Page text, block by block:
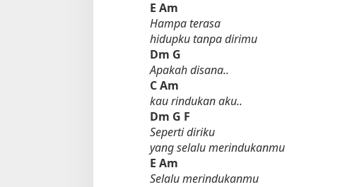
E Am
Hampa terasa
hidupku tanpa dirimu
Dm G
Apakah disana..
CAm
kau rindukan aku..
Dm G F
Seperti diriku
yang selalu merindukanmu
E Am
Selalu merindukanmu